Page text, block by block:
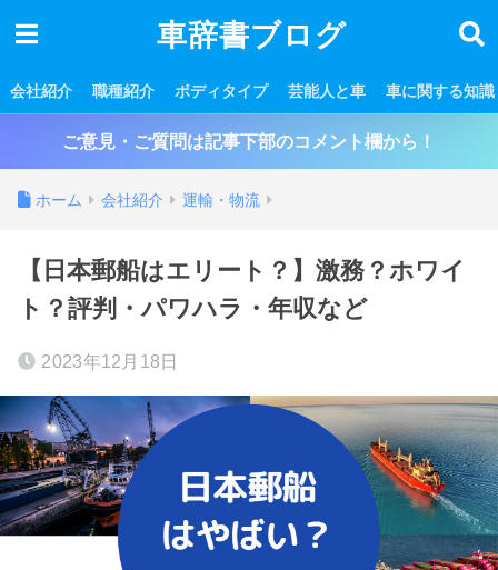
車辞書ブログ
会社紹介 職種紹介 ボディタイプ 芸能人と車 車に関する知識
ご意見・ご質問は記事下部のコメント欄から！
ホーム 会社紹介 運輸・物流
【日本郵船はエリート？】激務？ホワイ
ト？評判・パワハラ・年収など
2023年12月18日